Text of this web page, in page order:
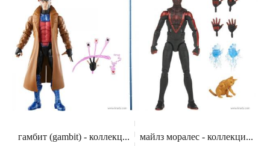
гамбит (gambit) - коллекц... майлз моралес - коллекци...